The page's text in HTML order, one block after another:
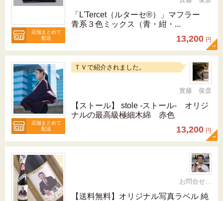
店舗まとめて
配送
「L'Tercet（ルターセ®）」マフラー
青系３色ミックス（青・紺・...
13,200 円
店舗まとめて
配送
ＴＶで紹介されました。
實藤 俊彦
【ストール】 stole -ストール- オリジ
ナルの最高級極細木綿 赤色
13,200 円
お問合せ 092-321-1597
【送料無料】オリジナル写真ラベル 純